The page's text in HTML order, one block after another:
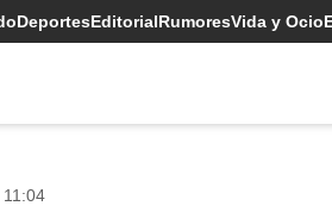
DeportesEditorialRumoresVida y Ocio